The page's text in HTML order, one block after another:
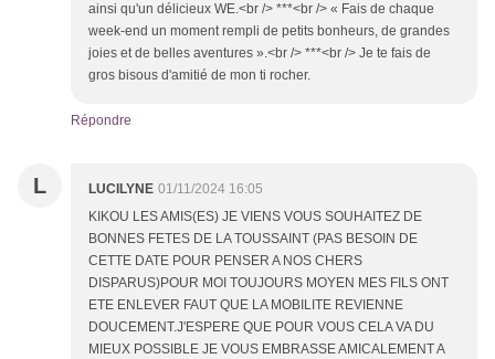
ainsi qu'un délicieux WE.<br /> ***<br /> « Fais de chaque
week-end un moment rempli de petits bonheurs, de grandes
joies et de belles aventures ».<br /> ***<br /> Je te fais de
gros bisous d'amitié de mon ti rocher.
Répondre
L LUCILYNE 01/11/2024 16:05
KIKOU LES AMIS(ES) JE VIENS VOUS SOUHAITEZ DE
BONNES FETES DE LA TOUSSAINT (PAS BESOIN DE
CETTE DATE POUR PENSER A NOS CHERS
DISPARUS)POUR MOI TOUJOURS MOYEN MES FILS ONT
ETE ENLEVER FAUT QUE LA MOBILITE REVIENNE
DOUCEMENT.J'ESPERE QUE POUR VOUS CELA VA DU
MIEUX POSSIBLE JE VOUS EMBRASSE AMICALEMENT A